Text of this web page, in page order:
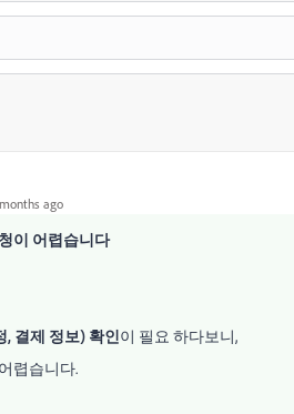
ago
이 어렵습니다
, 결제 정보) 확인이 필요 하다보니,
렵습니다.